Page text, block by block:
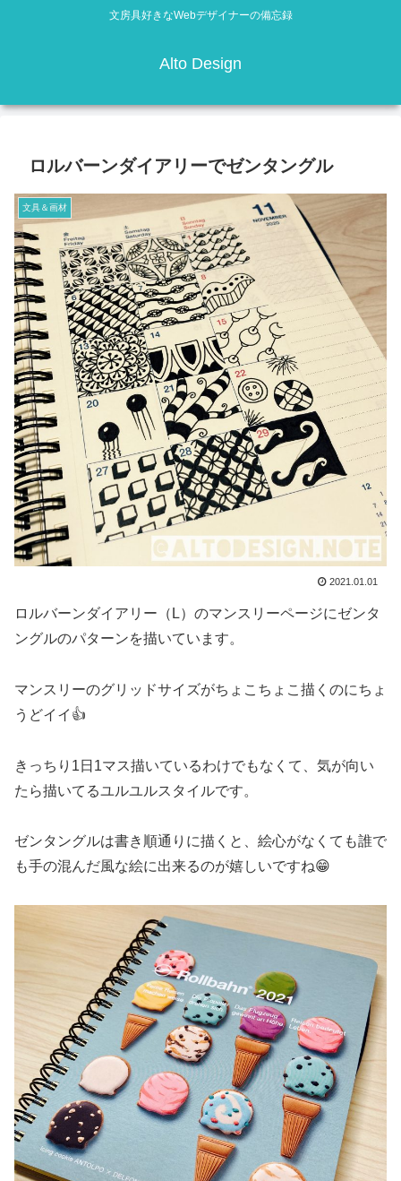
文房具好きなWebデザイナーの備忘録
Alto Design
ロルバーンダイアリーでゼンタングル
文具＆画材
2021.01.01
ロルバーンダイアリー（L）のマンスリーページにゼンタ
ングルのパターンを描いています。
マンスリーのグリッドサイズがちょこちょこ描くのにちょ
うどイイ👍
きっちり1日1マス描いているわけでもなくて、気が向い
たら描いてるユルユルスタイルです。
ゼンタングルは書き順通りに描くと、絵心がなくても誰で
も手の混んだ風な絵に出来るのが嬉しいですね😁